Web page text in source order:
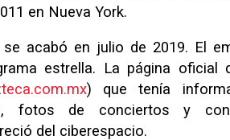
en Nueva York.
acabó en julio de 2019. El
estrella. La página oficial
) que tenía
fotos de conciertos y
del ciberespacio.